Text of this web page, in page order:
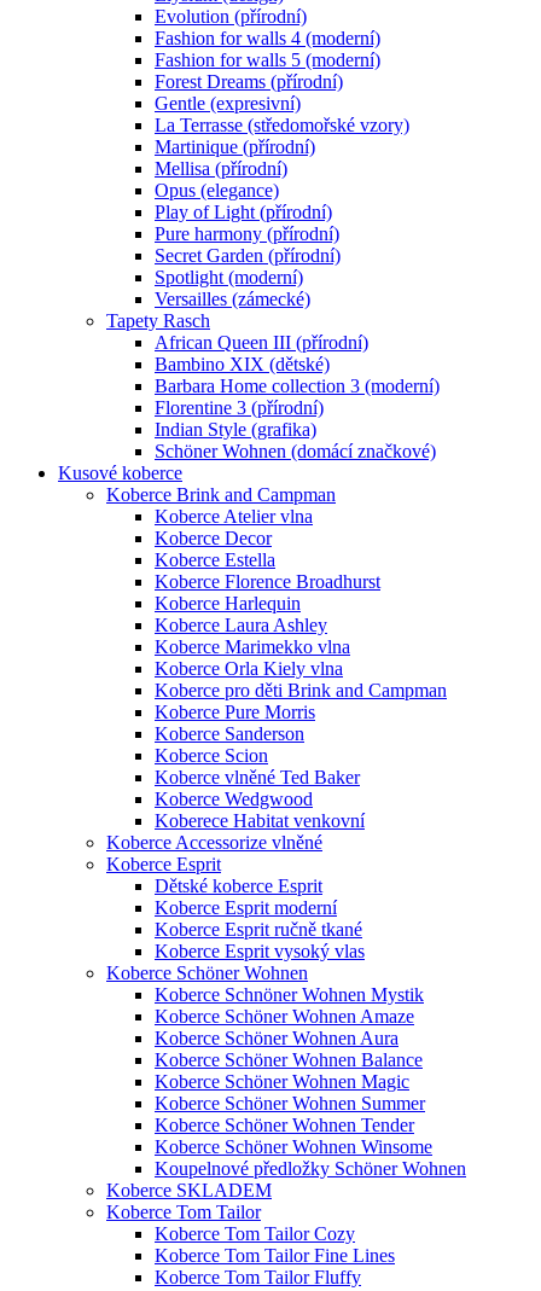
Evolution (přírodní)
Fashion for walls 4 (moderní)
Fashion for walls 5 (moderní)
Forest Dreams (přírodní)
Gentle (expresivní)
La Terrasse (středomořské vzory)
Martinique (přírodní)
Mellisa (přírodní)
Opus (elegance)
Play of Light (přírodní)
Pure harmony (přírodní)
Secret Garden (přírodní)
Spotlight (moderní)
Versailles (zámecké)
Tapety Rasch
African Queen III (přírodní)
Bambino XIX (dětské)
Barbara Home collection 3 (moderní)
Florentine 3 (přírodní)
Indian Style (grafika)
Schöner Wohnen (domácí značkové)
Kusové koberce
Koberce Brink and Campman
Koberce Atelier vlna
Koberce Decor
Koberce Estella
Koberce Florence Broadhurst
Koberce Harlequin
Koberce Laura Ashley
Koberce Marimekko vlna
Koberce Orla Kiely vlna
Koberce pro děti Brink and Campman
Koberce Pure Morris
Koberce Sanderson
Koberce Scion
Koberce vlněné Ted Baker
Koberce Wedgwood
Koberece Habitat venkovní
Koberce Accessorize vlněné
Koberce Esprit
Dětské koberce Esprit
Koberce Esprit moderní
Koberce Esprit ručně tkané
Koberce Esprit vysoký vlas
Koberce Schöner Wohnen
Koberce Schnöner Wohnen Mystik
Koberce Schöner Wohnen Amaze
Koberce Schöner Wohnen Aura
Koberce Schöner Wohnen Balance
Koberce Schöner Wohnen Magic
Koberce Schöner Wohnen Summer
Koberce Schöner Wohnen Tender
Koberce Schöner Wohnen Winsome
Koupelnové předložky Schöner Wohnen
Koberce SKLADEM
Koberce Tom Tailor
Koberce Tom Tailor Cozy
Koberce Tom Tailor Fine Lines
Koberce Tom Tailor Fluffy